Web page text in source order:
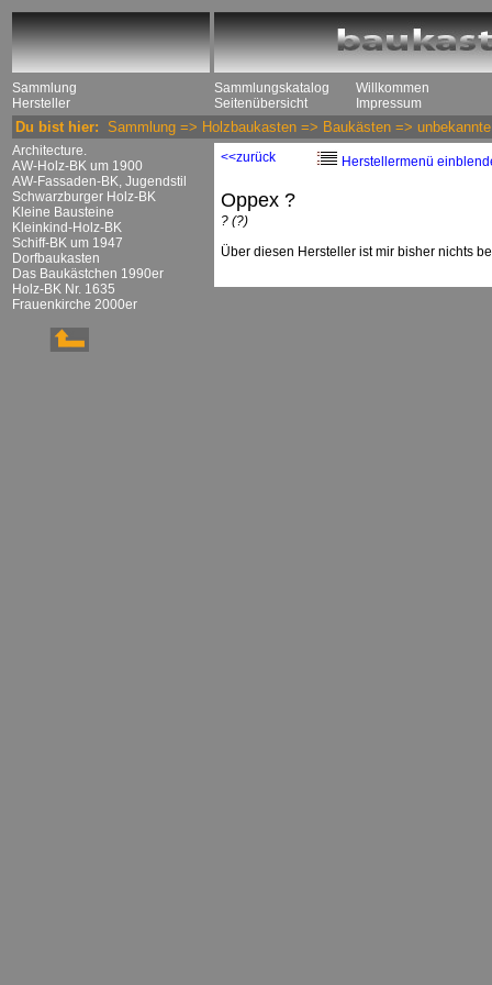
Sammlung
Hersteller
Sammlungskatalog
Seitenübersicht
Willkommen
Impressum
Du bist hier: Sammlung => Holzbaukasten => Baukästen =>
Architecture.
AW-Holz-BK um 1900
AW-Fassaden-BK, Jugendstil
Schwarzburger Holz-BK
Kleine Bausteine
Kleinkind-Holz-BK
Schiff-BK um 1947
Dorfbaukasten
Das Baukästchen 1990er
Holz-BK Nr. 1635
Frauenkirche 2000er
<<zurück Herstellermenü
Oppex ?
? (?)
Über diesen Hersteller ist mir bisher nichts